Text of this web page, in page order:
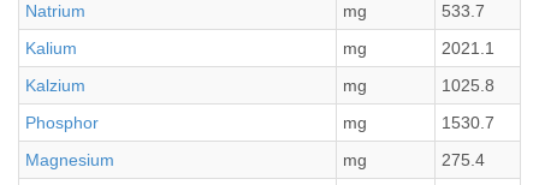
Natrium
mg
533.7
Kalium
mg
2021.1
Kalzium
mg
1025.8
Phosphor
mg
1530.7
Magnesium
mg
275.4